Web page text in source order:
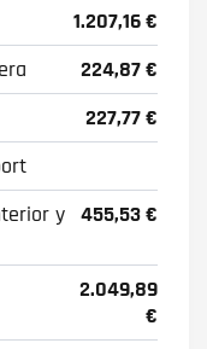
1.207,16 €
224,87 €
227,77 €
y 455,53 €
2.049,89
€